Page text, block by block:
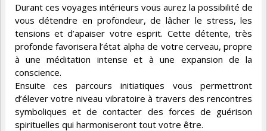
Durant ces voyages intérieurs vous aurez la possibilité de
vous détendre en profondeur, de lâcher le stress, les
tensions et d’apaiser votre esprit. Cette détente, très
profonde favorisera l’état alpha de votre cerveau, propre
à une méditation intense et à une expansion de la
conscience.
Ensuite ces parcours initiatiques vous permettront
d’élever votre niveau vibratoire à travers des rencontres
symboliques et de contacter des forces de guérison
spirituelles qui harmoniseront tout votre être.